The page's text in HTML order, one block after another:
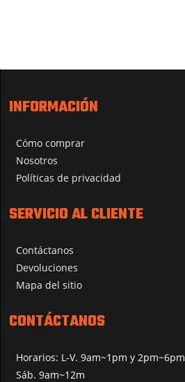
INFORMACIÓN
Cómo comprar
Nosotros
Políticas de privacidad
SERVICIO AL CLIENTE
Contáctanos
Devoluciones
Mapa del sitio
CONTÁCTANOS
Horarios: L-V. 9am~1pm y 2pm~6pm
Sáb. 9am~12m